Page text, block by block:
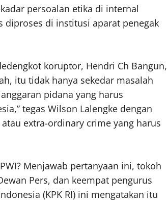
persoalan etika di internal
diproses di institusi aparat penegak
koruptor, Hendri Ch Bangun,
itu tidak hanya sekedar masalah
pidana yang harus
tegas Wilson Lalengke dengan
extra-ordinary crime yang harus
Menjawab pertanyaan ini, tokoh
Pers, dan keempat pengurus
(KPK RI) ini mengatakan itu